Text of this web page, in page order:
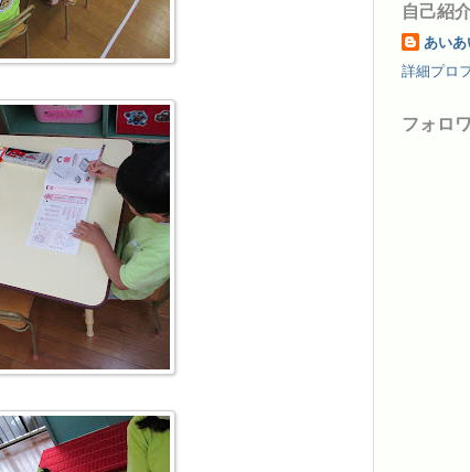
自己紹
あい
詳細プロ
フォロ